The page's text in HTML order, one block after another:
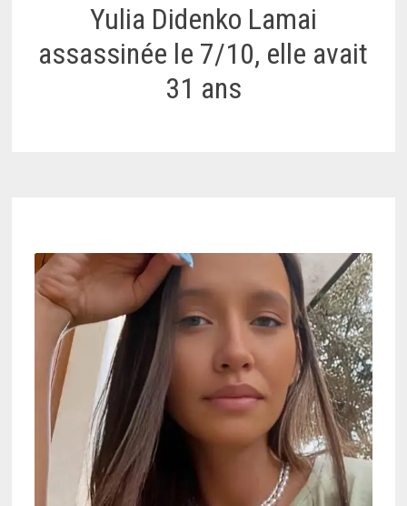
Yulia Didenko Lamai
assassinée le 7/10, elle avait
31 ans